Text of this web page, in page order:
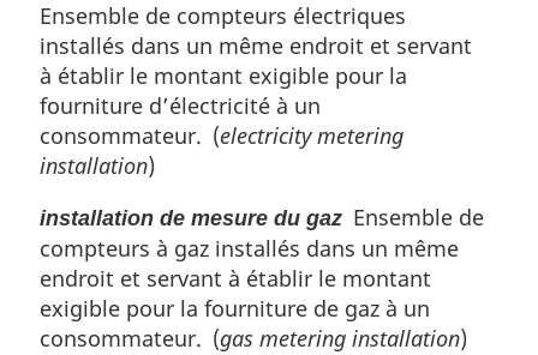
Ensemble de compteurs électriques
installés dans un même endroit et servant
à établir le montant exigible pour la
fourniture d’électricité à un
consommateur. (electricity metering
installation)
installation de mesure du gaz Ensemble de
compteurs à gaz installés dans un même
endroit et servant à établir le montant
exigible pour la fourniture de gaz à un
consommateur. (gas metering installation)